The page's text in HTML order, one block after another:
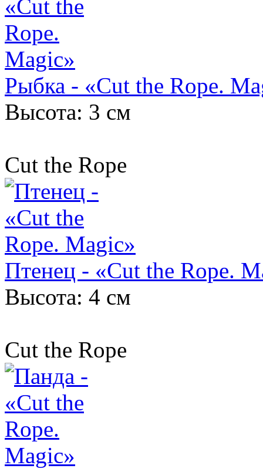
Рыбка - «Cut the Rope.
Высота: 3 см
Cut the Rope
Птенец - «Cut the Rope.
Высота: 4 см
Cut the Rope